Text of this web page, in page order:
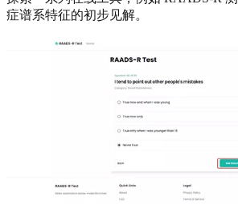
症谱系特征的初步见解。